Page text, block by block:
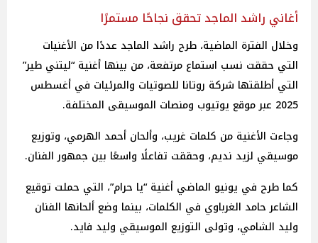
أغاني راشد الماجد تحقق نجاحًا مستمرًا
وخلال الفترة الماضية، طرح راشد الماجد عددًا من الأغنيات
التي حققت نسب استماع مرتفعة، من بينها أغنية “ليتني طير”
التي أطلقتها شركة روتانا للصوتيات والمرئيات في أغسطس
2025 عبر موقع يوتيوب ومنصات الموسيقى المختلفة.
وجاءت الأغنية من كلمات غريب، وألحان أحمد الهرمي، وتوزيع
موسيقي لزيد نديم، وحققت تفاعلًا واسعًا بين جمهور الفنان.
كما طرح في يونيو الماضي أغنية “يا حرام”، التي حملت توقيع
الشاعر حامد الغرباوي في الكلمات، بينما وضع ألحانها الفنان
وليد الشامي، وتولى التوزيع الموسيقي وليد فايد.